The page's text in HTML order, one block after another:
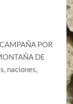
POR
DE
naciones,